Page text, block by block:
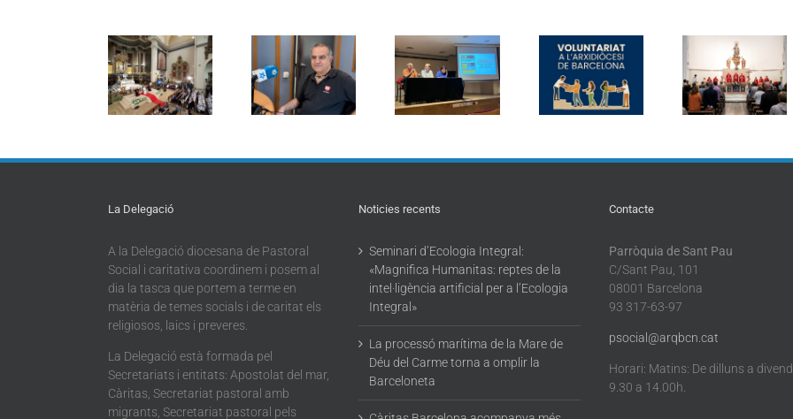
Manu Andueza
de la
Plataforma
d’entitats
cristianes amb
“Regularització
extraordinària:
pautes i
orientacions
Un nou espai
per obrir ponts
entre les
entitats i els
Badalona
celebra els 150
anys de la
Fundació Roca
i Pi amb una
El Sant
reuneix
de la
social de
La Delegació
A la Delegació diocesana de Pastoral
Social i caritativa coordinem i posem al
dia la tasca que portem a terme en
matèria de temes socials i de caritat els
religiosos, laics i preveres.
La Delegació està formada pel
Secretariats i entitats: Apostolat del mar,
Càritas, Secretariat pastoral amb
migrants, Secretariat pastoral pels
Noticies recents
Seminari d’Ecologia Integral:
«Magnifica Humanitas: reptes de la
intel·ligència artificial per a l’Ecologia
Integral»
La processó marítima de la Mare de
Déu del Carme torna a omplir la
Barceloneta
Contacte
Parròquia de Sant Pau
C/Sant Pau, 101
08001 Barcelona
93 317-63-97
psocial@arqbcn.cat
Horari: Matins: De dilluns a
9.30 a 14.00h.